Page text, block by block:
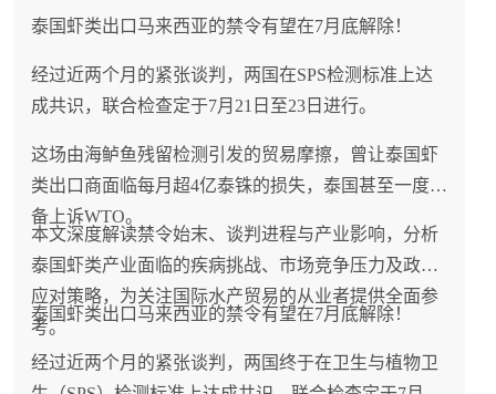
泰国虾类出口马来西亚的禁令有望在7月底解除！
经过近两个月的紧张谈判，两国在SPS检测标准上达
成共识，联合检查定于7月21日至23日进行。
这场由海鲈鱼残留检测引发的贸易摩擦，曾让泰国虾
类出口商面临每月超4亿泰铢的损失，泰国甚至一度准
备上诉WTO。
本文深度解读禁令始末、谈判进程与产业影响，分析
泰国虾类产业面临的疾病挑战、市场竞争压力及政府
应对策略，为关注国际水产贸易的从业者提供全面参
考。
泰国虾类出口马来西亚的禁令有望在7月底解除！
经过近两个月的紧张谈判，两国终于在卫生与植物卫